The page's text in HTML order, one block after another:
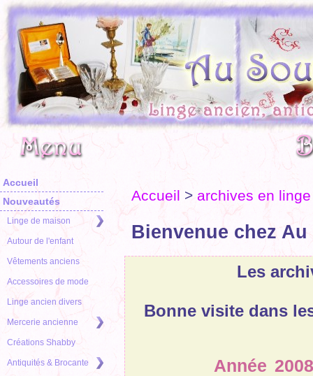
Accueil
Nouveautés
Linge de maison
Autour de l'enfant
Vêtements anciens
Accessoires de mode
Linge ancien divers
Mercerie ancienne
Créations Shabby
Antiquités & Brocante
Accueil > archives en
Bienvenue chez
Les
Bonne visite dans
Année 2008 -